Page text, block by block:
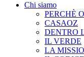
Chi siamo
PERCHÈ
CASAOZ
DENTRO
IL VERDE
LA